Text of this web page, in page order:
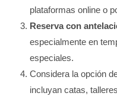
plataformas online o
Reserva con
especialmente en
especiales.
Considera la opción
incluyan catas,